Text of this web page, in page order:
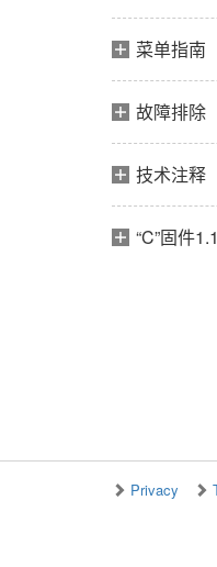
菜单指南
故障排除
技术注释
“C”固件
Privacy